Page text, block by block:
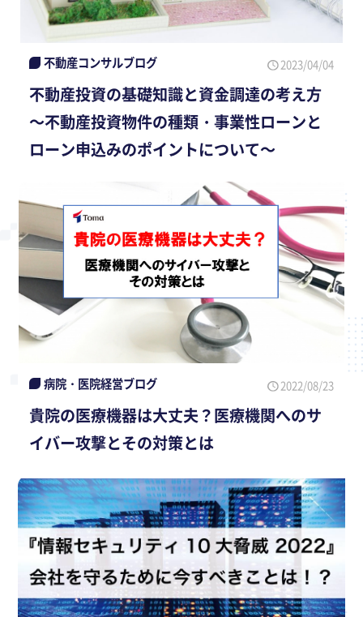
不動産コンサルブログ 2023/04/04
不動産投資の基礎知識と資金調達の考え方
～不動産投資物件の種類・事業性ローンと
ローン申込みのポイントについて～
病院・医院経営ブログ 2022/08/23
貴院の医療機器は大丈夫？医療機関へのサ
イバー攻撃とその対策とは